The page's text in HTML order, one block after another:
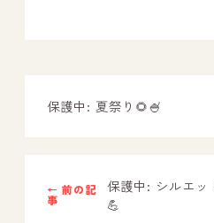
スタッフブログ
－ 福津事業所のブログ
－ 春日事業所のブログ
保護中: 夏祭り🌻🍧
← 前の記
事
保護中: シルエッ
💪